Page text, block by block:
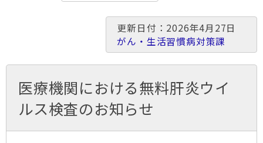
更新日付：2026年4月27日
がん・生活習慣病対策課
医療機関における無料肝炎ウイ
ルス検査のお知らせ